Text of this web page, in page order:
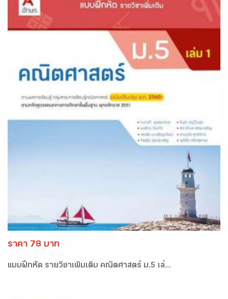
ราคา 78 บาท
แบบฝึกหัด รายวิชาเพิ่มเติม คณิตศาสตร์ ม.5 เล่...